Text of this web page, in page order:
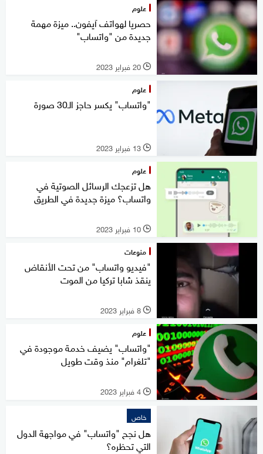
علوم
حصريا لهواتف آيفون.. ميزة مهمة
جديدة من "واتساب"
l 20 فبراير 2023
علوم
"واتساب" يكسر حاجز الـ30 صورة
l 13 فبراير 2023
علوم
هل تزعجك الرسائل الصوتية في
واتساب؟ ميزة جديدة في الطريق
l 10 فبراير 2023
منوعات
"فيديو واتساب" من تحت الأنقاض
ينقذ شابا تركيا من الموت
l 8 فبراير 2023
علوم
"واتساب" يضيف خدمة موجودة في
"تلغرام" منذ وقت طويل
l 4 فبراير 2023
خاص
هل نجح "واتساب" في مواجهة الدول
التي تحظره؟